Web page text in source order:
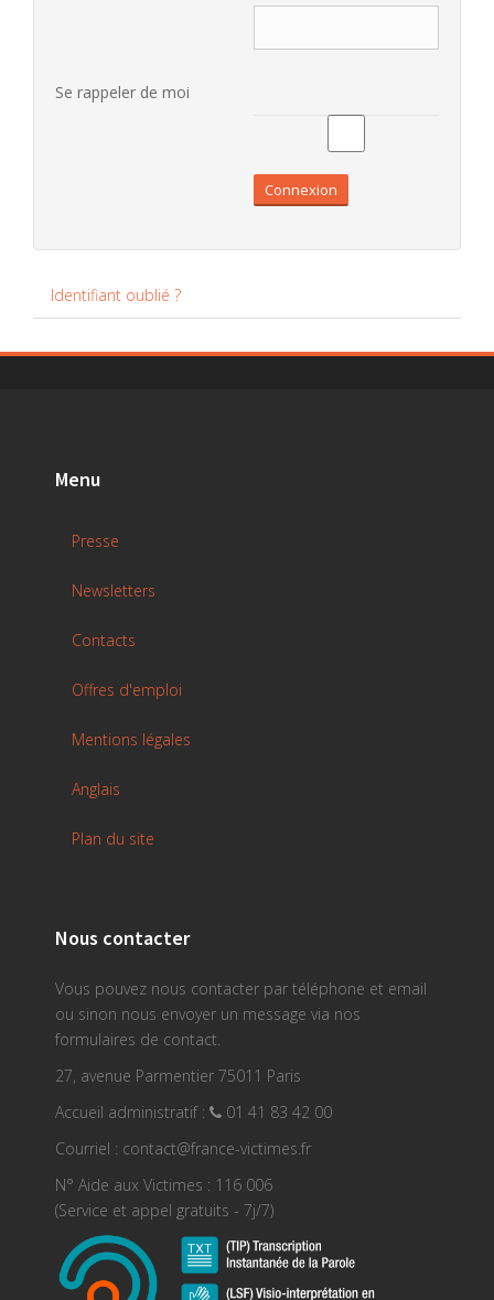
Se rappeler de moi
Connexion
Identifiant oublié ?
Menu
Presse
Newsletters
Contacts
Offres d'emploi
Mentions légales
Anglais
Plan du site
Nous contacter
Vous pouvez nous contacter par téléphone et email
ou sinon nous envoyer un message via nos
formulaires de contact.
27, avenue Parmentier 75011 Paris
Accueil administratif :
01 41 83 42 00
Courriel : contact@france-victimes.fr
N° Aide aux Victimes : 116 006
(Service et appel gratuits - 7j/7)